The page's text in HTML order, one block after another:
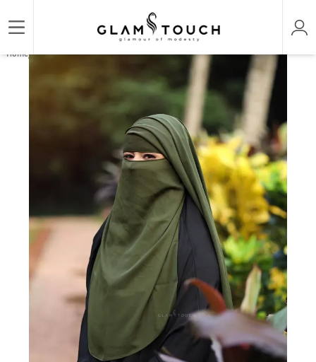
Home/HIJAB & NIQAB/NAOMI TWO LAYER FLAP NIQAB | GT-1273